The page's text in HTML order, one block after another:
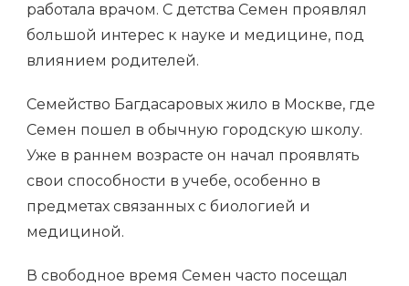
работала врачом. С детства Семен проявлял
большой интерес к науке и медицине, под
влиянием родителей.
Семейство Багдасаровых жило в Москве, где
Семен пошел в обычную городскую школу.
Уже в раннем возрасте он начал проявлять
свои способности в учебе, особенно в
предметах связанных с биологией и
медициной.
В свободное время Семен часто посещал